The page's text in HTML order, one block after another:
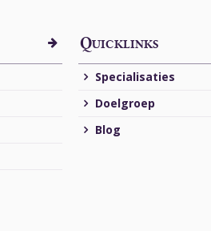
Quicklinks
Specialisaties
Doelgroep
Blog